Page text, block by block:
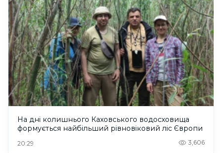
На дні колишнього Каховського водосховища
формується найбільший рівновіковий ліс Європи
20:29 3,606